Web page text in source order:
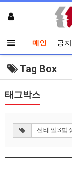
메인 공
Tag Box
태그박스